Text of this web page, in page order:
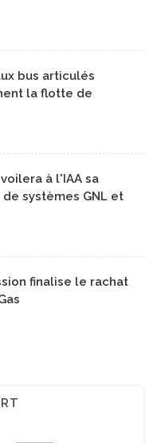
bus articulés
la flotte de
à l'IAA sa
systèmes GNL et
finalise le rachat